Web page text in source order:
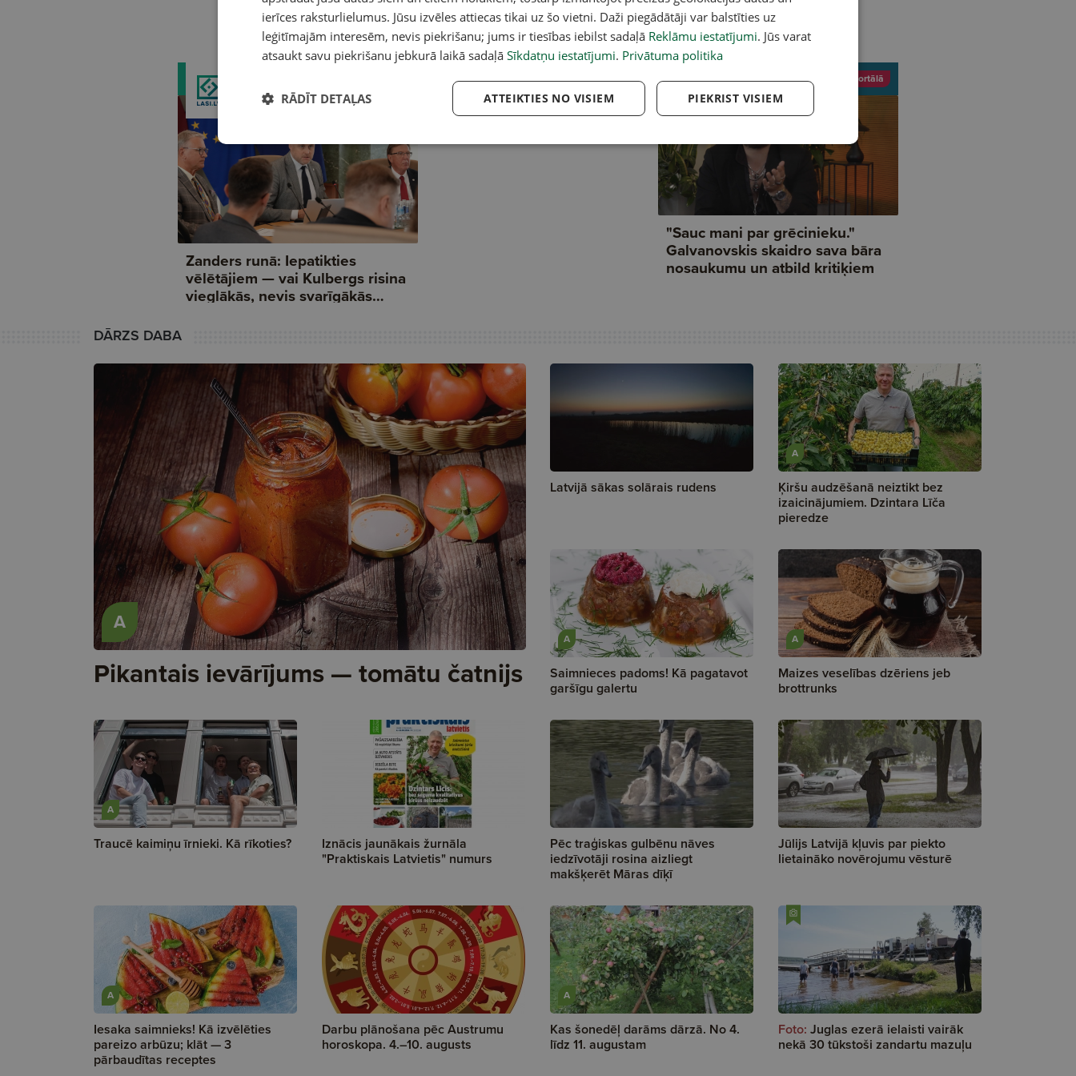
DĀRZS DABA
A
Pikantais ievārījums — tomātu čatnijs
Latvijā sākas solārais rudens
A
Ķiršu audzēšanā neiztikt bez
izaicinājumiem. Dzintara Līča
pieredze
A
Saimnieces padoms! Kā pagatavot
garšīgu galertu
A
Maizes veselības dzēriens jeb
brottrunks
A
Traucē kaimiņu īrnieki. Kā rīkoties?
Iznācis jaunākais žurnāla
"Praktiskais Latvietis" numurs
Pēc traģiskas gulbēnu nāves
iedzīvotāji rosina aizliegt
makšķerēt Māras dīķī
Jūlijs Latvijā kļuvis par piekto
lietaināko novērojumu vēsturē
A
Iesaka saimnieks! Kā izvēlēties
pareizo arbūzu; klāt — 3
pārbaudītas receptes
Darbu plānošana pēc Austrumu
horoskopa. 4.–10. augusts
A
Kas šonedēļ darāms dārzā. No 4.
līdz 11. augustam
Foto: Juglas ezerā ielaisti vairāk
nekā 30 tūkstoši zandartu mazuļu
ierīces raksturlielumus. Jūsu izvēles attiecas tikai uz šo vietni. Daži piegādātāji var balstīties uz
leģitīmajām interesēm, nevis piekrišanu; jums ir tiesības iebilst sadaļā Reklāmu iestatījumi. Jūs varat
atsaukt savu piekrišanu jebkurā laikā sadaļā Sīkdatņu iestatījumi. Privātuma politika
PIEKRIST VISIEM
ATTEIKTIES NO VISIEM
RĀDĪT DETAĻAS